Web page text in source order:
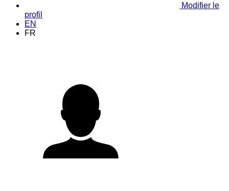
Modifier le
profil
EN
FR